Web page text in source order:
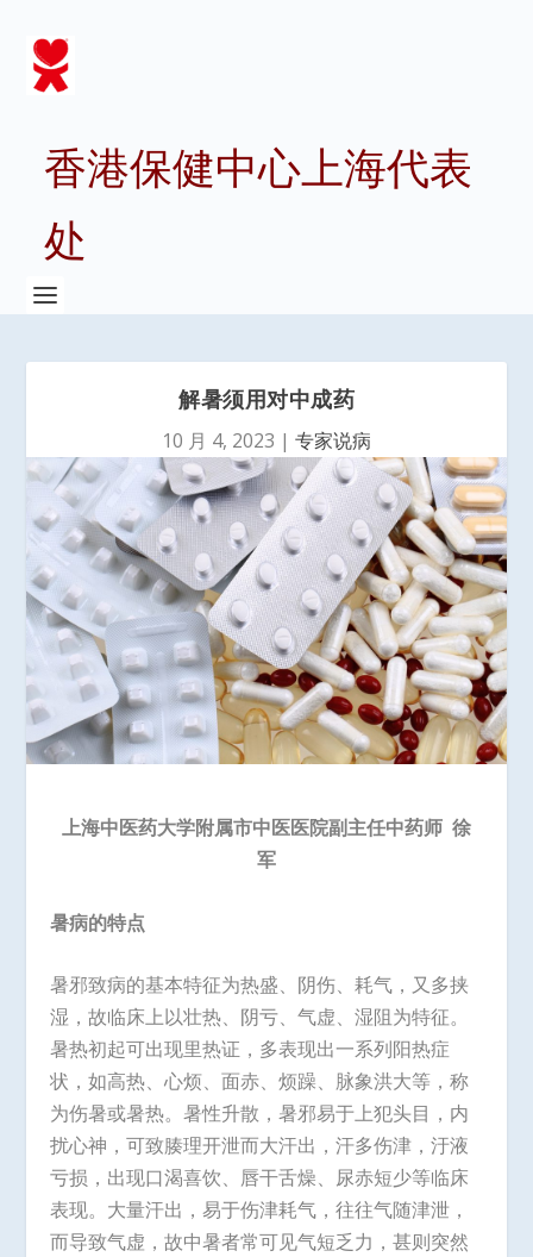
香港保健中心上海代表
处
解暑须用对中成药
10 月 4, 2023 | 专家说病
上海中医药大学附属市中医医院副主任中药师 徐
军
暑病的特点
暑邪致病的基本特征为热盛、阴伤、耗气，又多挟
湿，故临床上以壮热、阴亏、气虚、湿阻为特征。
暑热初起可出现里热证，多表现出一系列阳热症
状，如高热、心烦、面赤、烦躁、脉象洪大等，称
为伤暑或暑热。暑性升散，暑邪易于上犯头目，内
扰心神，可致腠理开泄而大汗出，汗多伤津，汙液
亏损，出现口渴喜饮、唇干舌燥、尿赤短少等临床
表现。大量汗出，易于伤津耗气，往往气随津泄，
而导致气虚，故中暑者常可见气短乏力，甚则突然